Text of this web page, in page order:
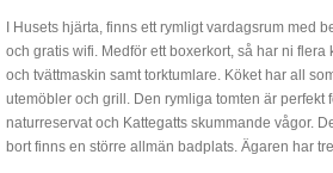
I Husets hjärta, finns ett rymligt vardagsrum med
och gratis wifi. Medför ett boxerkort, så har ni
och tvättmaskin samt torktumlare. Köket har all
utemöbler och grill. Den rymliga tomten är
naturreservat och Kattegatts skummande vågor.
bort finns en större allmän badplats. Ägaren har